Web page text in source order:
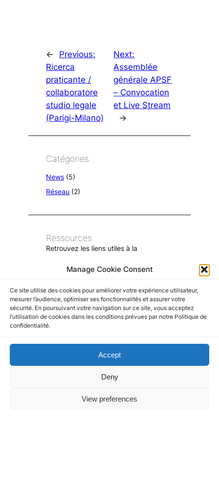
Manage Cookie Consent
Ce site utilise des cookies pour améliorer votre expérience utilisateur,
mesurer l’audience, optimiser ses fonctionnalités et assurer votre
sécurité. En poursuivant votre navigation sur ce site, vous acceptez
l’utilisation de cookies dans les conditions prévues par notre Politique de
confidentialité.
Accept
Deny
View preferences
←
Previous:
Ricerca
praticante /
collaboratore
studio legale
(Parigi-Milano)
Next:
Assemblée
générale APSF
– Convocation
et Live Stream
→
Catégories
News (5)
Réseau (2)
Ressources
Retrouvez les liens utiles à la
Recherche
Search